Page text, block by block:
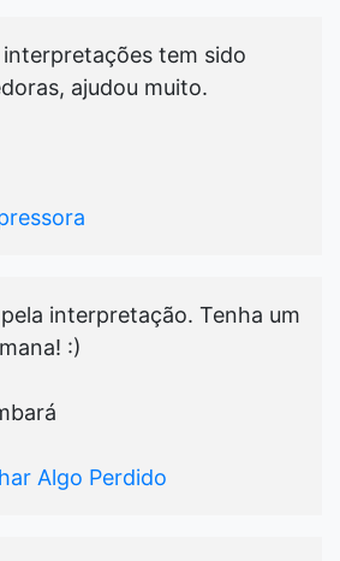
tem sido
ajudou muito.
interpretação. Tenha um
:)
Algo Perdido